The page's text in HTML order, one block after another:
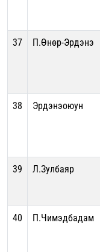
37 П.Өнөр-Эрдэнэ
38 Эрдэнэоюун
39 Л.Зулбаяр
40 П.Чимэдбадам